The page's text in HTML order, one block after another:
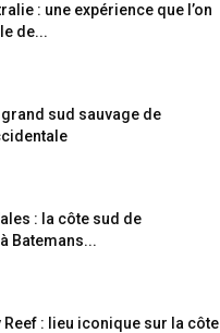
: une expérience que l’on
de...
grand sud sauvage de
: la côte sud de
Batemans...
: lieu iconique sur la côte